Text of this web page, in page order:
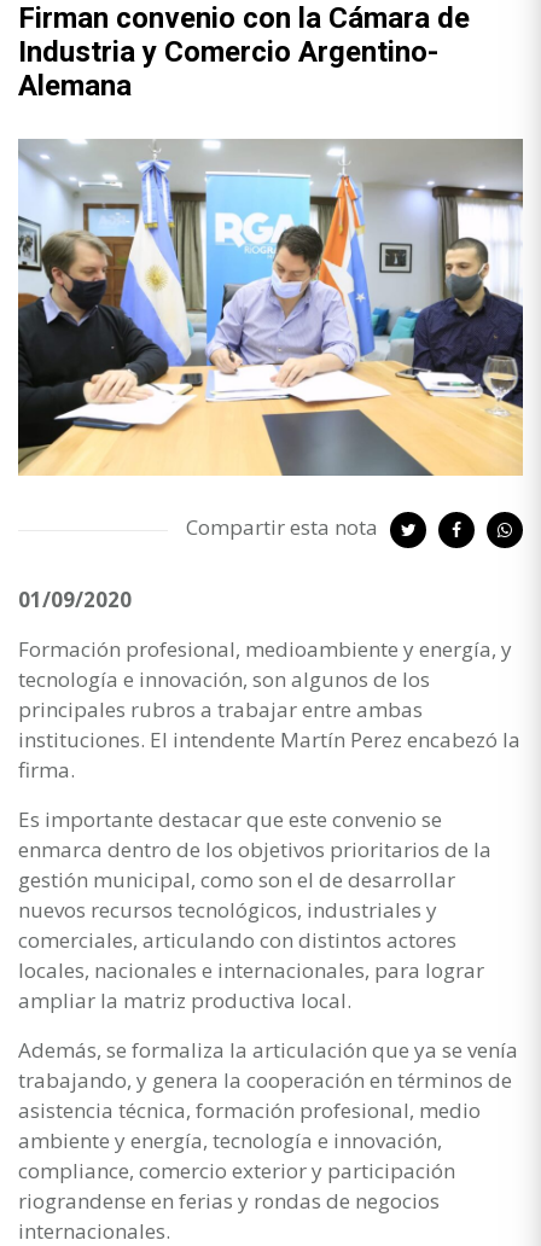
Firman convenio con la Cámara de
Industria y Comercio Argentino-
Alemana
Compartir esta nota
01/09/2020
Formación profesional, medioambiente y energía, y
tecnología e innovación, son algunos de los
principales rubros a trabajar entre ambas
instituciones. El intendente Martín Perez encabezó la
firma.
Es importante destacar que este convenio se
enmarca dentro de los objetivos prioritarios de la
gestión municipal, como son el de desarrollar
nuevos recursos tecnológicos, industriales y
comerciales, articulando con distintos actores
locales, nacionales e internacionales, para lograr
ampliar la matriz productiva local.
Además, se formaliza la articulación que ya se venía
trabajando, y genera la cooperación en términos de
asistencia técnica, formación profesional, medio
ambiente y energía, tecnología e innovación,
compliance, comercio exterior y participación
riograndense en ferias y rondas de negocios
internacionales.